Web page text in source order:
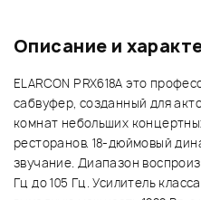
Описание и
ELARCON PRX618A это
сабвуфер, созданный для
комнат небольших
ресторанов. 18-дюймовый
звучание. Диапазон
Гц до 105 Гц. Усилитель